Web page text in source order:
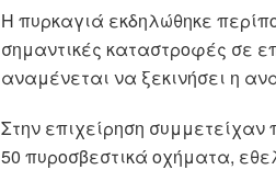
Η πυρκαγιά εκδηλώθηκε
σημαντικές καταστροφές σε
αναμένεται να ξεκινήσει η
Στην επιχείρηση
50 πυροσβεστικά οχήματα,